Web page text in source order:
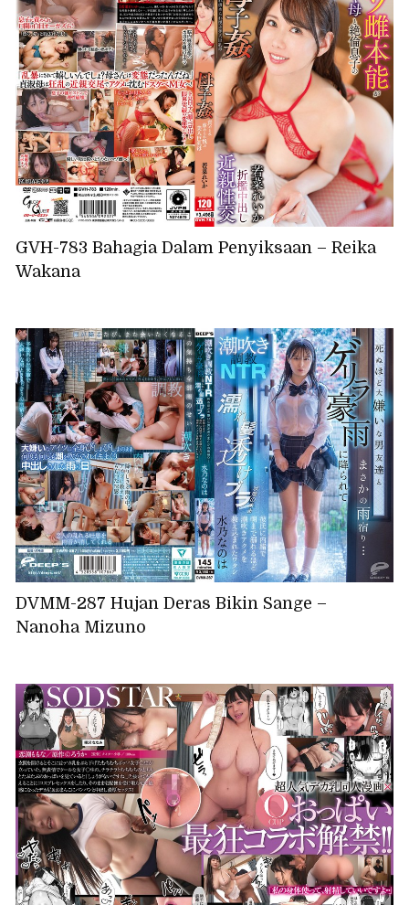
GVH-783 Bahagia Dalam Penyiksaan – Reika
Wakana
DVMM-287 Hujan Deras Bikin Sange –
Nanoha Mizuno